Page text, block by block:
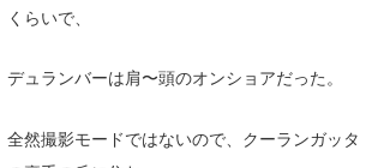
くらいで、
デュランバーは肩〜頭のオンショアだった。
全然撮影モードではないので、クーランガッタ
喜納海人
KID
MIN